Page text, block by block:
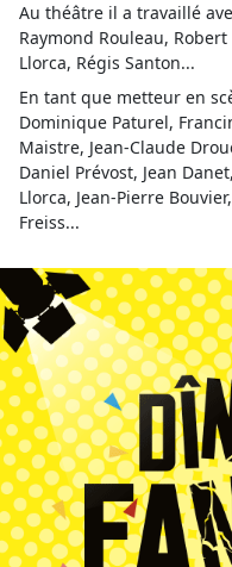
Au théâtre il a travaillé
Raymond Rouleau,
Llorca, Régis Santon...
En tant que metteur en
Dominique Paturel,
Maistre, Jean-Claude
Daniel Prévost, Jean
Llorca, Jean-Pierre
Freiss...